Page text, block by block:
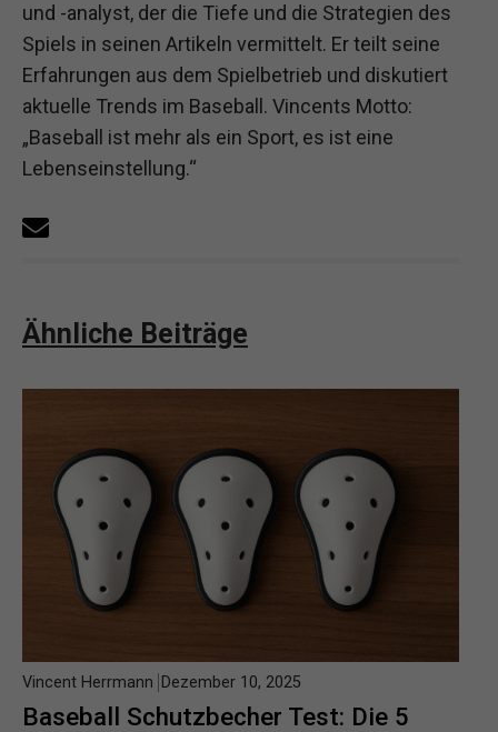
und -analyst, der die Tiefe und die Strategien des
Spiels in seinen Artikeln vermittelt. Er teilt seine
Erfahrungen aus dem Spielbetrieb und diskutiert
aktuelle Trends im Baseball. Vincents Motto:
„Baseball ist mehr als ein Sport, es ist eine
Lebenseinstellung.“
Ähnliche Beiträge
Baseball Schutzbecher Test: Die 5
Vincent Herrmann Dezember 10, 2025